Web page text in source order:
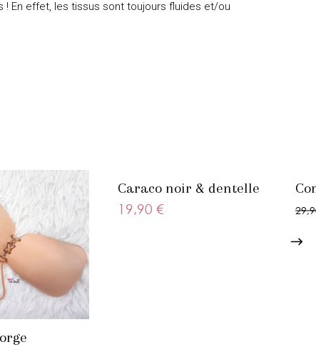
! En effet, les tissus sont toujours fluides et/ou
Caraco noir & dentelle
19,90 €